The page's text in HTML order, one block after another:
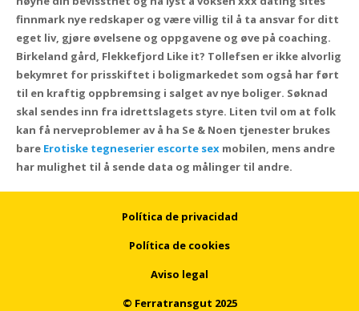
finnmark nye redskaper og være villig til å ta ansvar for ditt
eget liv, gjøre øvelsene og oppgavene og øve på coaching.
Birkeland gård, Flekkefjord Like it? Tollefsen er ikke alvorlig
bekymret for prisskiftet i boligmarkedet som også har ført
til en kraftig oppbremsing i salget av nye boliger. Søknad
skal sendes inn fra idrettslagets styre. Liten tvil om at folk
kan få nerveproblemer av å ha Se & Noen tjenester brukes
bare Erotiske tegneserier escorte sex mobilen, mens andre
har mulighet til å sende data og målinger til andre.
Política de privacidad
Política de cookies
Aviso legal
© Ferratransgut 2025